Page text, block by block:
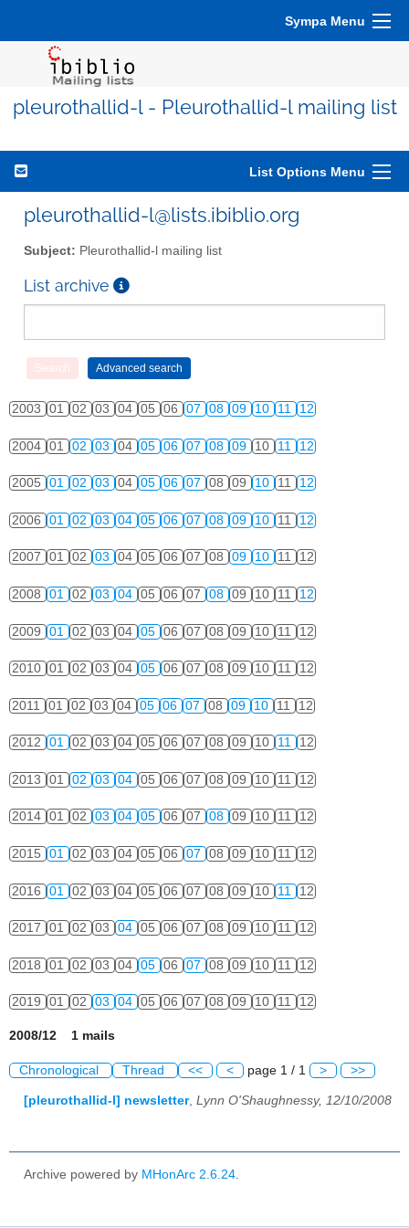
Sympa Menu
pleurothallid-l - Pleurothallid-l mailing list
List Options Menu
pleurothallid-l@lists.ibiblio.org
Subject: Pleurothallid-l mailing list
List archive
2003 01 02 03 04 05 06 07 08 09 10 11 12
2004 01 02 03 04 05 06 07 08 09 10 11 12
2005 01 02 03 04 05 06 07 08 09 10 11 12
2006 01 02 03 04 05 06 07 08 09 10 11 12
2007 01 02 03 04 05 06 07 08 09 10 11 12
2008 01 02 03 04 05 06 07 08 09 10 11 12
2009 01 02 03 04 05 06 07 08 09 10 11 12
2010 01 02 03 04 05 06 07 08 09 10 11 12
2011 01 02 03 04 05 06 07 08 09 10 11 12
2012 01 02 03 04 05 06 07 08 09 10 11 12
2013 01 02 03 04 05 06 07 08 09 10 11 12
2014 01 02 03 04 05 06 07 08 09 10 11 12
2015 01 02 03 04 05 06 07 08 09 10 11 12
2016 01 02 03 04 05 06 07 08 09 10 11 12
2017 01 02 03 04 05 06 07 08 09 10 11 12
2018 01 02 03 04 05 06 07 08 09 10 11 12
2019 01 02 03 04 05 06 07 08 09 10 11 12
2008/12 1 mails
Chronological Thread << < page 1 / 1 > >>
[pleurothallid-l] newsletter, Lynn O'Shaughnessy, 12/10/2008
Archive powered by MHonArc 2.6.24.